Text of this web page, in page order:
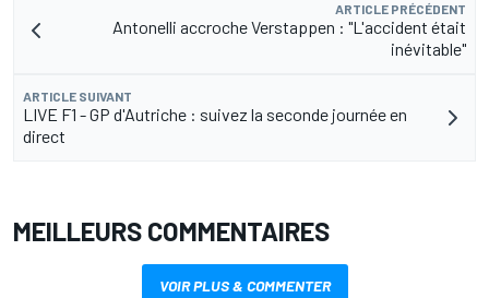
ARTICLE PRÉCÉDENT
Antonelli accroche Verstappen : "L'accident était
inévitable"
ARTICLE SUIVANT
LIVE F1 - GP d'Autriche : suivez la seconde journée en
direct
MEILLEURS COMMENTAIRES
VOIR PLUS & COMMENTER